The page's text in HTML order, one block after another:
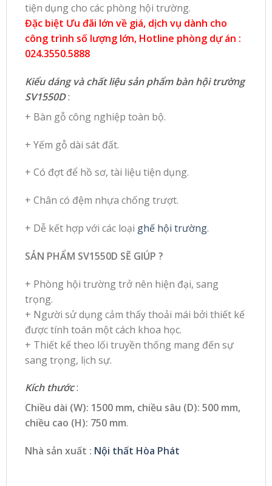
tiện dụng cho các phòng hội trường.
Đặc biệt Ưu đãi lớn về giá, dịch vụ dành cho
công trình số lượng lớn, Hotline phòng dự án :
024.3550.5888
Kiểu dáng và chất liệu sản phẩm bàn hội trường
SV1550D:
+ Bàn gỗ công nghiệp toàn bộ.
+ Yếm gỗ dài sát đất.
+ Có đợt để hồ sơ, tài liệu tiện dụng.
+ Chân có đệm nhựa chống trượt.
+ Dễ kết hợp với các loại ghế hội trường.
SẢN PHẨM SV1550D SẼ GIÚP ?
+ Phòng hội trường trở nên hiện đại, sang
trọng.
+ Người sử dụng cảm thấy thoải mái bởi thiết kế
được tính toán một cách khoa học.
+ Thiết kế theo lối truyền thống mang đến sự
sang trọng, lịch sự.
Kích thước:
Chiều dài (W): 1500 mm, chiều sâu (D): 500 mm,
chiều cao (H): 750 mm.
Nhà sản xuất : Nội thất Hòa Phát